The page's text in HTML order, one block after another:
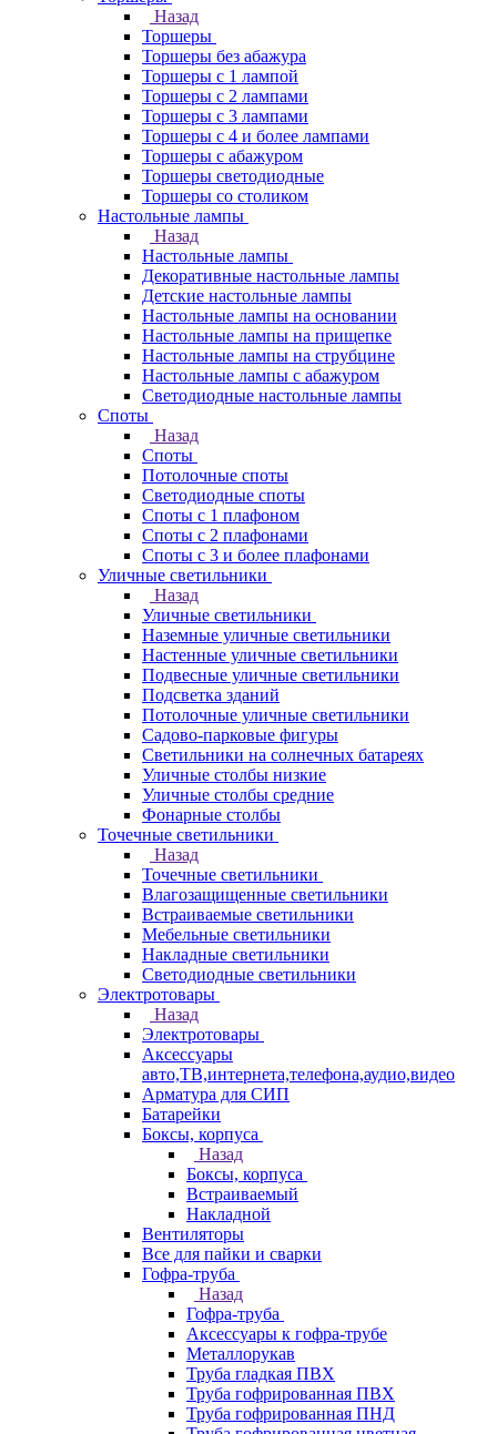
Назад
Торшеры
Торшеры без абажура
Торшеры с 1 лампой
Торшеры с 2 лампами
Торшеры с 3 лампами
Торшеры с 4 и более лампами
Торшеры с абажуром
Торшеры светодиодные
Торшеры со столиком
Настольные лампы
Назад
Настольные лампы
Декоративные настольные лампы
Детские настольные лампы
Настольные лампы на основании
Настольные лампы на прищепке
Настольные лампы на струбцине
Настольные лампы с абажуром
Светодиодные настольные лампы
Споты
Назад
Споты
Потолочные споты
Светодиодные споты
Споты с 1 плафоном
Споты с 2 плафонами
Споты с 3 и более плафонами
Уличные светильники
Назад
Уличные светильники
Наземные уличные светильники
Настенные уличные светильники
Подвесные уличные светильники
Подсветка зданий
Потолочные уличные светильники
Садово-парковые фигуры
Светильники на солнечных батареях
Уличные столбы низкие
Уличные столбы средние
Фонарные столбы
Точечные светильники
Назад
Точечные светильники
Влагозащищенные светильники
Встраиваемые светильники
Мебельные светильники
Накладные светильники
Светодиодные светильники
Электротовары
Назад
Электротовары
Аксессуары
авто,ТВ,интернета,телефона,аудио,видео
Арматура для СИП
Батарейки
Боксы, корпуса
Назад
Боксы, корпуса
Встраиваемый
Накладной
Вентиляторы
Все для пайки и сварки
Гофра-труба
Назад
Гофра-труба
Аксессуары к гофра-трубе
Металлорукав
Труба гладкая ПВХ
Труба гофрированная ПВХ
Труба гофрированная ПНД